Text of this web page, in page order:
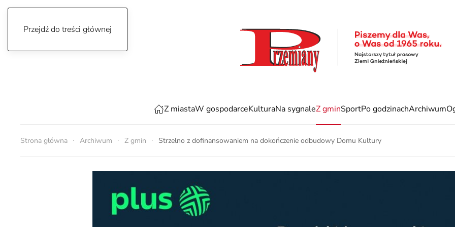
Przejdź do treści głównej
Z miastaW gospodarceKulturaNa sygnaleZ gminSportPo godzinachArchiwum
Strona główna Archiwum Z gmin Strzelno z dofinansowaniem na dokończenie odbudowy Domu Kultury